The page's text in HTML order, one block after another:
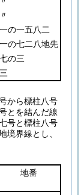
〃
一の一五八二
一の七二八地先
七の三
三
から標柱八号
とを結んだ線
号と標柱八号
境界線とし、
地番